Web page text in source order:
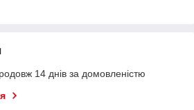
14 днів за домовленістю